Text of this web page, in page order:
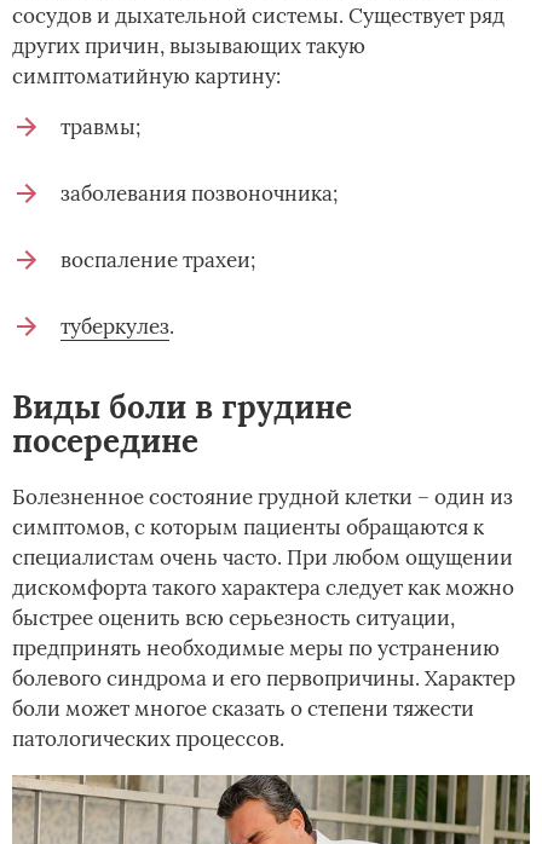
сосудов и дыхательной системы. Существует ряд
других причин, вызывающих такую
симптоматийную картину:
травмы;
заболевания позвоночника;
воспаление трахеи;
туберкулез.
Виды боли в грудине
посередине
Болезненное состояние грудной клетки – один из
симптомов, с которым пациенты обращаются к
специалистам очень часто. При любом ощущении
дискомфорта такого характера следует как можно
быстрее оценить всю серьезность ситуации,
предпринять необходимые меры по устранению
болевого синдрома и его первопричины. Характер
боли может многое сказать о степени тяжести
патологических процессов.